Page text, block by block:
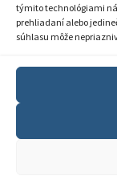
týmito technológiami
prehliadaní alebo
súhlasu môže